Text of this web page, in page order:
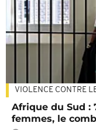
VIOLENCE CONTRE
Afrique du Sud :
femmes, le